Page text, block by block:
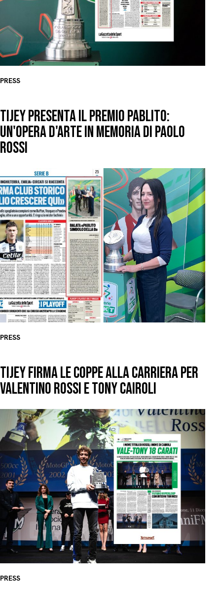
PRESS
TIJEY PRESENTA IL PREMIO PABLITO:
UN'OPERA D'ARTE IN MEMORIA DI PAOLO
ROSSI
PRESS
TIJEY FIRMA LE COPPE ALLA CARRIERA PER
VALENTINO ROSSI E TONY CAIROLI
PRESS